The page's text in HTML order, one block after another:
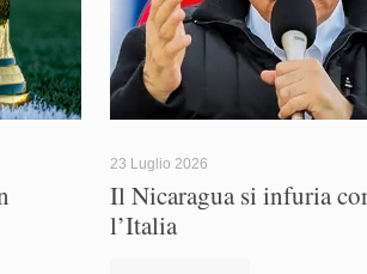
23 Luglio 2026
Il Nicaragua si infuria
l’Italia